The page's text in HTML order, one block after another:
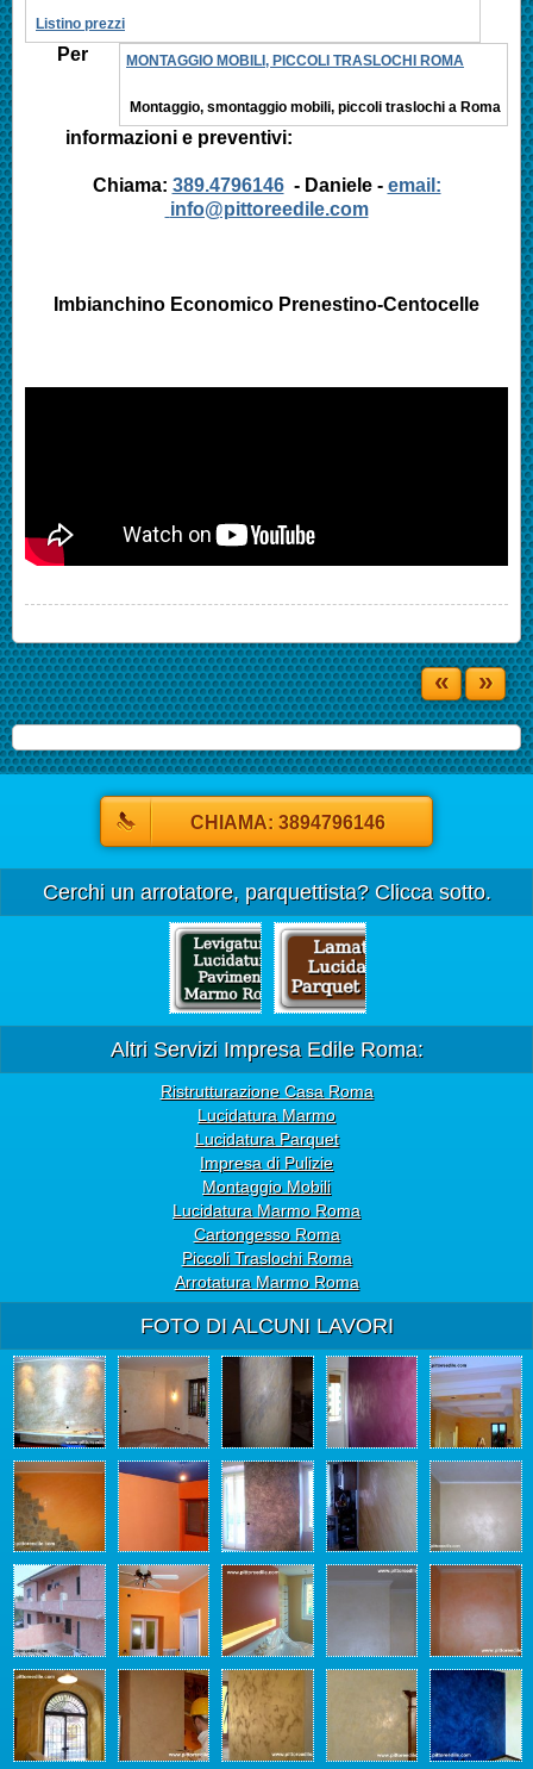
Listino prezzi
MONTAGGIO MOBILI, PICCOLI TRASLOCHI ROMA
Montaggio, smontaggio mobili, piccoli traslochi a Roma
Per
informazioni e preventivi:
Chiama: 389.4796146- Daniele - email:
info@pittoreedile.com
Imbianchino Economico Prenestino-Centocelle
« »
CHIAMA: 3894796146
Cerchi un arrotatore, parquettista? Clicca sotto.
Altri Servizi Impresa Edile Roma:
Ristrutturazione Casa Roma
Lucidatura Marmo
Lucidatura Parquet
Impresa di Pulizie
Montaggio Mobili
Lucidatura Marmo Roma
Cartongesso Roma
Piccoli Traslochi Roma
Arrotatura Marmo Roma
FOTO DI ALCUNI LAVORI